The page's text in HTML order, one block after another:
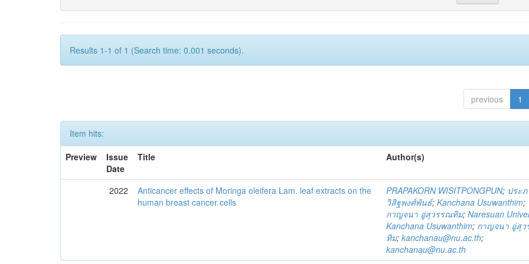
Results 1-1 of 1 (Search time: 0.001 seconds).
previous 1
Item hits:
Preview
Issue
Date
Title Author(s)
2022
Anticancer effects of Moringa oleifera Lam. leaf extracts on the
human breast cancer cells
PRAPAKORN WISITPONGPUN; ประ
วิสิฐพงศ์พันธ์;Kanchana Usuwanthim;
กาญจนา อู่สุวรรณทิม;Naresuan
Kanchana Usuwanthim; กาญจนา อู่สุ
ทิม;kanchanau@nu.ac.th;
kanchanau@nu.ac.th